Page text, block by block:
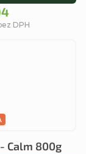
DPH
Calm 800g